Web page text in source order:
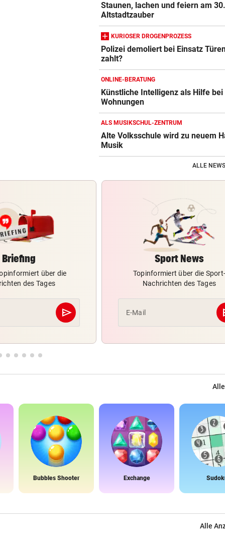
Staunen, lachen und feiern am 30.
Altstadtzauber
KURIOSER DROGENPROZESS
Polizei demoliert bei Einsatz
zahlt?
ONLINE-BERATUNG
Künstliche Intelligenz als Hilfe bei
Wohnungen
ALS MUSIKSCHUL-ZENTRUM
Alte Volksschule wird zu neuem
Musik
ALLE
Briefing
über die
des Tages
send
Abschicken
Sport News
Topinformiert über die Sport-
Nachrichten des Tages
E-Mail
Bubbles Shooter Exchange
Alle